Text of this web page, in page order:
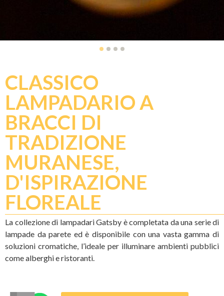
CLASSICO
LAMPADARIO A
BRACCI DI
TRADIZIONE
MURANESE,
D'ISPIRAZIONE
FLOREALE
La collezione di lampadari Gatsby è completata da una serie di
lampade da parete ed è disponibile con una vasta gamma di
soluzioni cromatiche, l’ideale per illuminare ambienti pubblici
come alberghi e ristoranti.